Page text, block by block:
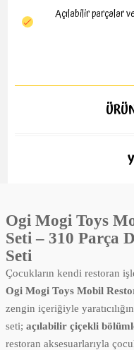
Açılabilir parçalar
Ogi Mogi Toys
Seti – 310 Parça
Seti
Çocukların kendi restoran
Ogi Mogi Toys Mobil
zengin içeriğiyle
seti;açılabilir çiçekli
restoran aksesuarlarıyla